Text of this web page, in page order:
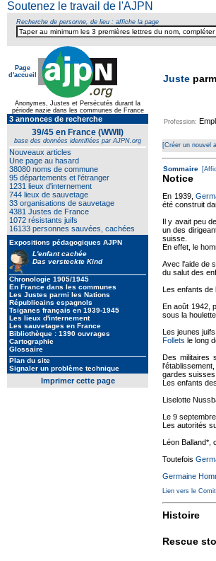
Soutenez le travail de l'AJPN
Recherche de personne, de lieu : affiche la page
Page
d'accueil
Anonymes, Justes et Persécutés durant la
période nazie dans les communes de France
3 annonces de recherche
39/45 en France (WWII)
base des données identifiées par AJPN.org
Nouveaux articles
Une page au hasard
38080 noms de commune
95 départements et l'étranger
1231 lieux d'internement
744 lieux de sauvetage
33 organisations de sauvetage
4381 Justes de France
1072 résistants juifs
16133 personnes sauvées, cachées
Expositions pédagogiques AJPN
L'enfant cachée
Das versteckte Kind
Chronologie 1905/1945
En France dans les communes
Les Justes parmi les Nations
Républicains espagnols
Tsiganes français en 1939-1945
Les lieux d'internement
Les sauvetages en France
Bibliothèque : 1390 ouvrages
Cartographie
Glossaire
Plan du site
Signaler un problème technique
Imprimer cette page
Juste
Profession:
[Créer un nouvel
Sommaire
Notice
En 1939,
été construit
Il y avait peu
un des
suisse.
En effet, le
Avec l'aide de
du salut des
Les enfants de
En août 1942,
sous la
Les jeunes
Follets le long
Des militaires
gardes suisses
Les enfants des
Liselotte
Le 9
Les autorités
Léon Balland*,
Toutefois
Germaine
Lien vers le
Histoire
Rescue